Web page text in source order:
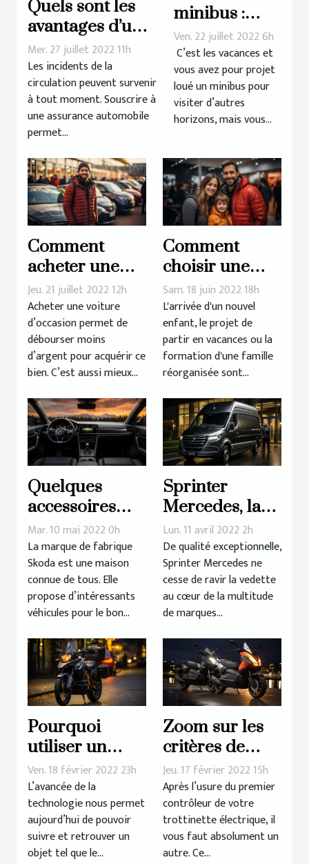
Quels sont les
avantages d’une
assurance
automobile pour
une location ?
Mer. 27 juillet 2022 11h
Les incidents de la
circulation peuvent survenir
à tout moment. Souscrire à
une assurance automobile
permet...
minibus :
critères à
prendre en
compte
Ven. 22 juillet 2022 6h
C’est les vacances et
vous avez pour projet
loué un minibus pour
visiter d’autres
horizons, mais vous...
Comment
acheter une
voiture
d’occasion
récente ?
Jeu. 21 juillet 2022 12h
Acheter une voiture
d’occasion permet de
débourser moins
d’argent pour acquérir ce
bien. C’est aussi mieux...
Comment
choisir une
voiture pour la
famille ?
Sam. 18 juin 2022 18h
L'arrivée d'un nouvel
enfant, le projet de
partir en vacances ou la
formation d'une famille
réorganisée sont...
Quelques
accessoires
d’intérieur
d’une voiture
Skoda
Mar. 10 mai 2022 0h
La marque de fabrique
Skoda est une maison
connue de tous. Elle
propose d’intéressants
véhicules pour le bon...
Sprinter
Mercedes, la
marque de
référence en
vogue
Lun. 11 avril 2022 2h
De qualité exceptionnelle,
Sprinter Mercedes ne
cesse de ravir la vedette
au cœur de la multitude
de marques...
Pourquoi
utiliser un
traceur GPS
pour sa moto ?
Ven. 18 février 2022 23h
L’avancée de la
technologie nous permet
aujourd’hui de pouvoir
suivre et retrouver un
objet tel que le...
Zoom sur les
critères de
choix d’un
contrôleur
pour
trottinette
électrique
Jeu. 17 février 2022 15h
Après l’usure du premier
contrôleur de votre
trottinette électrique, il
vous faut absolument un
autre. Ce...